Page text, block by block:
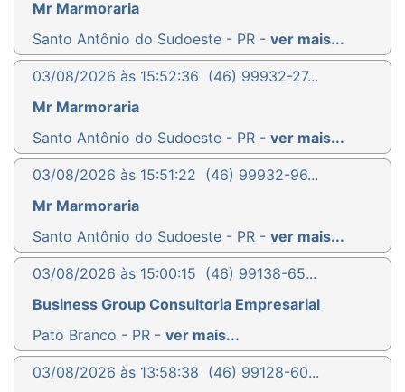
Mr Marmoraria
Santo Antônio do Sudoeste - PR - ver mais...
03/08/2026 às 15:52:36 (46) 99932-27...
Mr Marmoraria
Santo Antônio do Sudoeste - PR - ver mais...
03/08/2026 às 15:51:22 (46) 99932-96...
Mr Marmoraria
Santo Antônio do Sudoeste - PR - ver mais...
03/08/2026 às 15:00:15 (46) 99138-65...
Business Group Consultoria Empresarial
Pato Branco - PR - ver mais...
03/08/2026 às 13:58:38 (46) 99128-60...